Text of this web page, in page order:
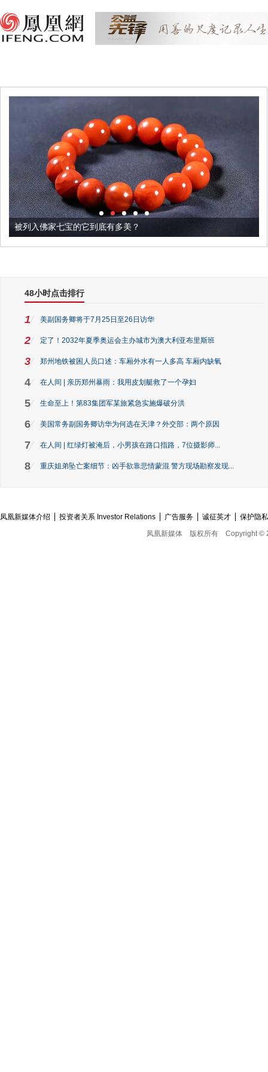
被列入佛家七宝的它到底有多美？
48小时点击排行
1 美副国务卿将于7月25日至26日访华
2 定了！2032年夏季奥运会主办城市为澳大利亚布里斯班
3 郑州地铁被困人员口述：车厢外水有一人多高 车厢内缺氧
4 在人间 | 亲历郑州暴雨：我用皮划艇救了一个孕妇
5 生命至上！第83集团军某旅紧急实施爆破分洪
6 美国常务副国务卿访华为何选在天津？外交部：两个原因
7 在人间 | 红绿灯被淹后，小男孩在路口指路，7位摄影师...
8 重庆姐弟坠亡案细节：凶手欲靠悲情蒙混 警方现场勘察发现...
凤凰新媒体介绍 投资者关系 Investor Relations 广告服务 诚征英才
保护隐
凤凰新媒体
版权所有 Copyright ©